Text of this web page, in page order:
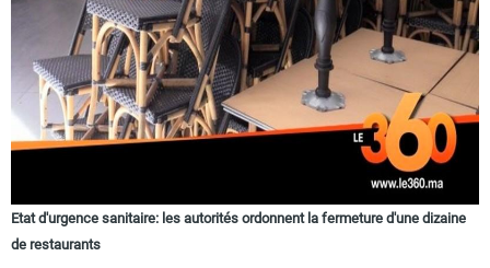
Etat d'urgence sanitaire: les autorités ordonnent la fermeture d'une dizaine
de restaurants